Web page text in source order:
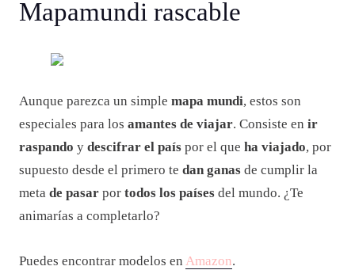
Mapamundi rascable
Aunque parezca un simple mapa mundi, estos son
especiales para los amantes de viajar. Consiste en ir
raspando y descifrar el país por el que ha viajado, por
supuesto desde el primero te dan ganas de cumplir la
meta de pasar por todos los países del mundo. ¿Te
animarías a completarlo?
Puedes encontrar modelos en Amazon.